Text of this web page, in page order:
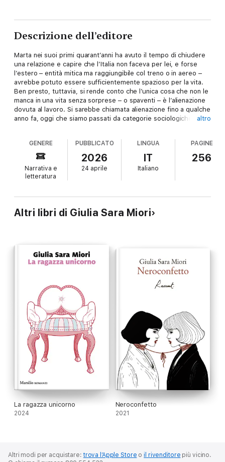
Descrizione dell’editore
Marta nei suoi primi quarant’anni ha avuto il tempo di chiudere
una relazione e capire che l’Italia non faceva per lei, e forse
l’estero – entità mitica ma raggiungibile col treno o in aereo –
avrebbe potuto essere sufficientemente spazioso per la vita.
Ben presto, tuttavia, si rende conto che l’unica cosa che non le
manca in una vita senza sorprese – o spaventi – è l’alienazione
dovuta al lavoro. Si sarebbe chiamata alienazione fino a qualche
anno fa, oggi che siamo passati da categorie sociologiche a
tenersi una parte dello stipendio. Tuttavia, nemmeno la libertà
dal giogo lavorativo le solleva lo spirito, e languirebbe forse,
sparirebbe, se non incontrasse, tra un locale notturno, passi
inconcludenti e altre pasticche per rimettersi in sesto, la storia
di Andreas Lubitz, pilota, che nel 2015 ha fatto dirottare verso
omicidio di tutti i passeggeri e dell’intero equipaggio. Anche
l’uomo soffriva di burnout, e sognava di diventare famoso. La
vita di Marta cos’ha a che spartire con la discesa del volo
altro
GENERE
Narrativa e
letteratura
PUBBLICATO
2026
24 aprile
LINGUA
IT
Italiano
PAGINE
256
Altri libri di Giulia Sara Miori
La ragazza unicorno
2024
Neroconfetto
2021
Altri modi per acquistare:trova l’Apple Store oil rivenditore più vicino.